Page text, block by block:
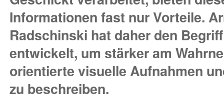
Informationen fast nur Vorteile.
Radschinski hat daher den
entwickelt, um stärker am
orientierte visuelle Aufnahmen
zu beschreiben.